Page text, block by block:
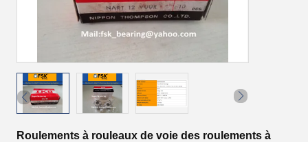
Roulements à rouleaux de voie des roulements à